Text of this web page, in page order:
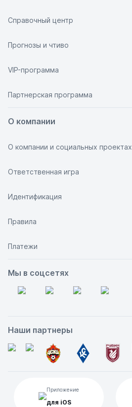
Справочный центр
Прогнозы и чтиво
VIP-программа
Партнерская программа
О компании
О компании и социальных проектах
Ответственная игра
Идентификация
Правила
Платежи
Мы в соцсетях
Наши партнеры
Приложение
для iOS